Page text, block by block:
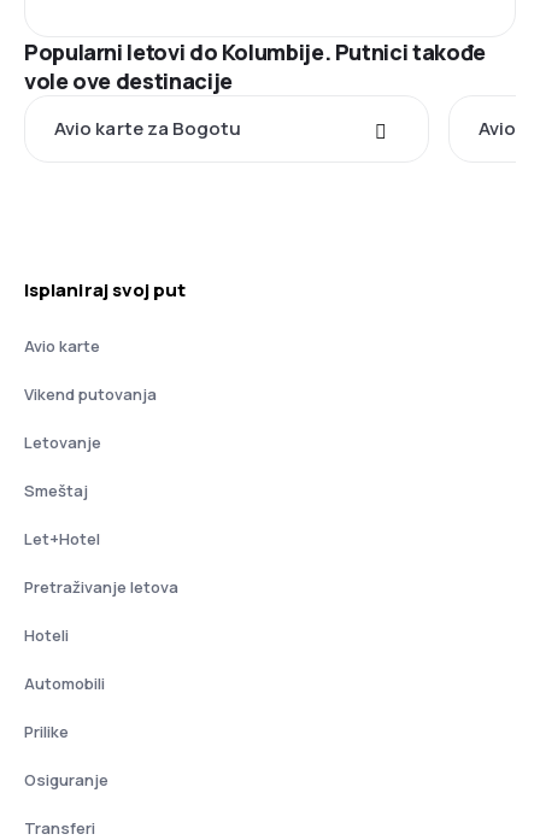
Popularni letovi do Kolumbije. Putnici takođe
vole ove destinacije
Avio karte za Bogotu Avio
Isplaniraj svoj put
Avio karte
Vikend putovanja
Letovanje
Smeštaj
Let+Hotel
Pretraživanje letova
Hoteli
Automobili
Prilike
Osiguranje
Transferi